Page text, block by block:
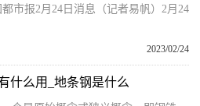
市报2月24日消息（记者易帆）2月24
2023/02/24
什么用_地条钢是什么